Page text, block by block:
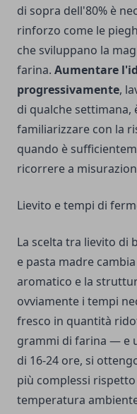
di sopra dell'80% è
rinforzo come le
che sviluppano la
farina. Aumentare
progressivamente,
di qualche settimana,
familiarizzare con la
quando è
ricorrere a
Lievito e tempi di
La scelta tra lievito di
e pasta madre
aromatico e la
ovviamente i tempi
fresco in quantità
grammi di farina — e
di 16-24 ore, si
più complessi
temperatura